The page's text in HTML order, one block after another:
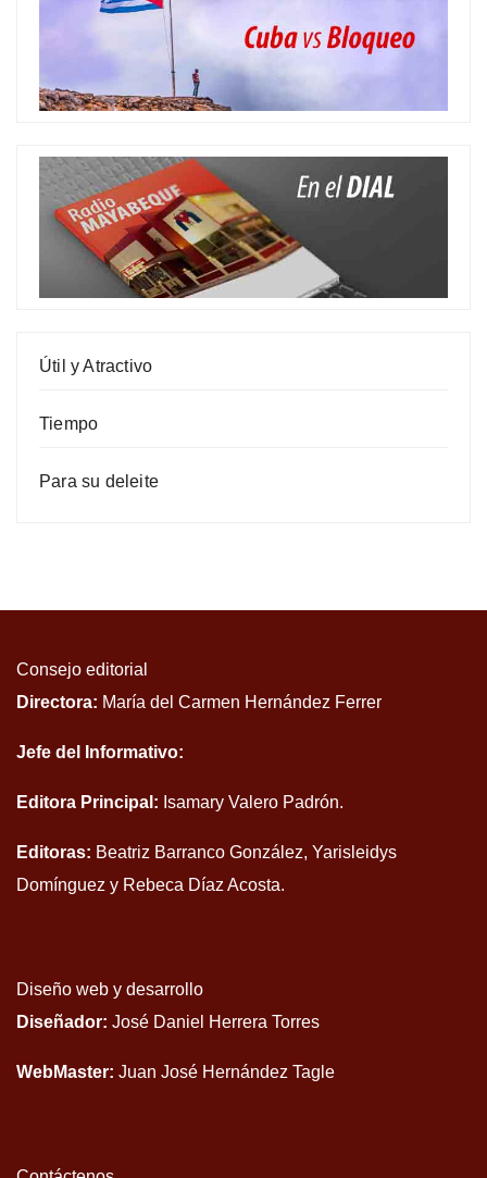
Útil y Atractivo
Tiempo
Para su deleite
Consejo editorial
Directora: María del Carmen Hernández Ferrer
Jefe del Informativo:
Editora Principal: Isamary Valero Padrón.
Editoras: Beatriz Barranco González, Yarisleidys
Domínguez y Rebeca Díaz Acosta.
Diseño web y desarrollo
Diseñador: José Daniel Herrera Torres
WebMaster: Juan José Hernández Tagle